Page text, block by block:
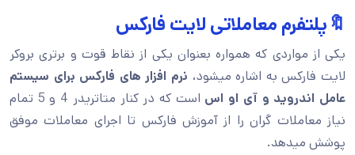
🔖پلتفرم معاملاتی لایت فارکس
یکی از مواردی که همواره بعنوان یکی از نقاط قوت و برتری بروکر
لایت فارکس به اشاره میشود، نرم افزار های فارکس برای سیستم
عامل اندروید و آی او اس
است که در کنار متاتریدر 4 و 5 تمام
نیاز معاملات گران را از آموزش فارکس تا اجرای معاملات موفق
پوشش میدهد.